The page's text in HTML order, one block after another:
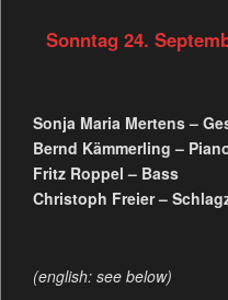
Sonntag 24.
Sonja Maria Mertens –
Bernd Kämmerling –
Fritz Roppel – Bass
Christoph Freier –
(english: see below)